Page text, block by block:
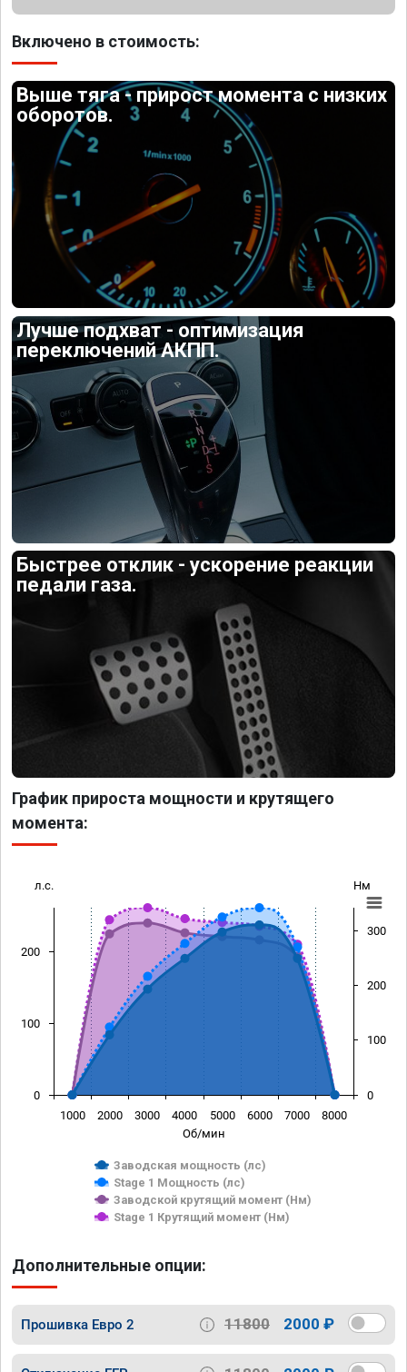
Включено в стоимость:
Выше тяга - прирост момента с низких
оборотов.
Лучше подхват - оптимизация
переключений АКПП.
Быстрее отклик - ускорение реакции
педали газа.
График прироста мощности и крутящего
момента:
Об/мин
л.с. Нм
Заводская мощность (лс)
Stage 1 Мощность (лс)
Заводской крутящий момент (Нм)
Stage 1 Крутящий момент (Нм)
1000 2000 3000 4000 5000 6000 7000 8000
0
100
200
0
100
200
300
Дополнительные опции:
Прошивка Евро 2 11800 2000 ₽